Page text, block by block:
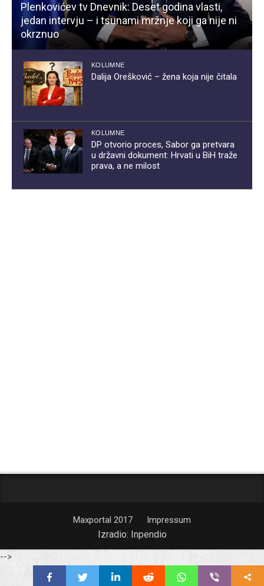
Plenkovićev tv Dnevnik: Deset godina vlasti,
jedan intervju – i tsunami mržnje koji ga nije ni
okrznuo
KOLUMNE
Dalija Orešković – žena koja nije čitala
KOLUMNE
DP otvorio proces, Sabor ga pretvara
u državni dokument: Hrvati u BiH traže
prava, a ne milost
Maxportal 2017 Impressum
Izradio: Inpendio
-->